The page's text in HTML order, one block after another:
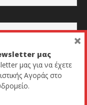
μας
μας για να έχετε
Αγοράς στο
×